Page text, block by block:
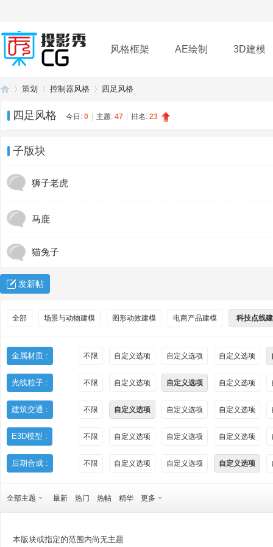
风格框架 AE绘制 3D建模
插件 帮助 下载
策划 控制器风格 四足风格
四足风格 今日: 0 主题: 47 排名: 23
子版块
狮子老虎
马鹿
猫兔子
发新帖
全部 场景与动物建模 图形动效建模 电商产品建模 科技点线
金属材质 : 不限 自定义选项 自定义选项 自定义选项
光线粒子 : 不限 自定义选项 自定义选项 自定义选项
建筑交通 : 不限 自定义选项 自定义选项 自定义选项
E3D模型 : 不限 自定义选项 自定义选项 自定义选项
后期合成 : 不限 自定义选项 自定义选项 自定义选项
全部主题 最新 热门 热帖 精华 更多
本版块或指定的范围内尚无主题